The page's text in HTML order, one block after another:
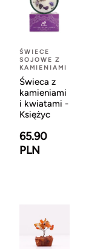
ŚWIECE
SOJOWE Z
KAMIENIAMI
Świeca z
kamieniami
i kwiatami -
Księżyc
65.90
PLN